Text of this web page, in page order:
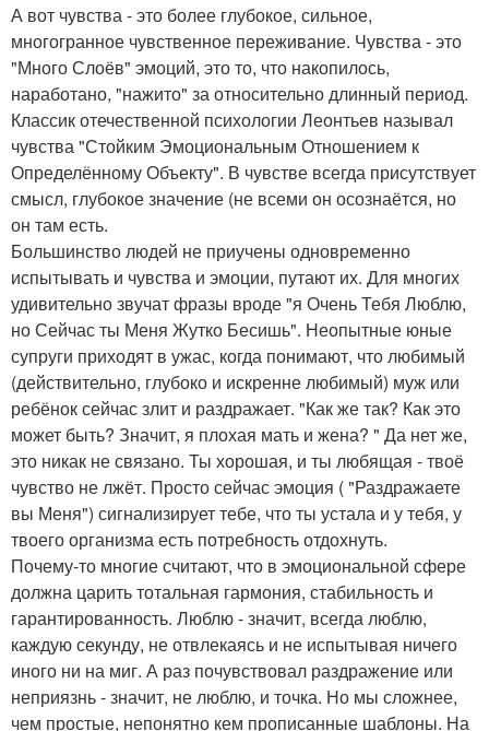
А вот чувства - это более глубокое, сильное,
многогранное чувственное переживание. Чувства - это
"Много Слоёв" эмоций, это то, что накопилось,
наработано, "нажито" за относительно длинный период.
Классик отечественной психологии Леонтьев называл
чувства "Стойким Эмоциональным Отношением к
Определённому Объекту". В чувстве всегда присутствует
смысл, глубокое значение (не всеми он осознаётся, но
он там есть.
Большинство людей не приучены одновременно
испытывать и чувства и эмоции, путают их. Для многих
удивительно звучат фразы вроде "я Очень Тебя Люблю,
но Сейчас ты Меня Жутко Бесишь". Неопытные юные
супруги приходят в ужас, когда понимают, что любимый
(действительно, глубоко и искренне любимый) муж или
ребёнок сейчас злит и раздражает. "Как же так? Как это
может быть? Значит, я плохая мать и жена? " Да нет же,
это никак не связано. Ты хорошая, и ты любящая - твоё
чувство не лжёт. Просто сейчас эмоция ( "Раздражаете
вы Меня") сигнализирует тебе, что ты устала и у тебя, у
твоего организма есть потребность отдохнуть.
Почему-то многие считают, что в эмоциональной сфере
должна царить тотальная гармония, стабильность и
гарантированность. Люблю - значит, всегда люблю,
каждую секунду, не отвлекаясь и не испытывая ничего
иного ни на миг. А раз почувствовал раздражение или
неприязнь - значит, не люблю, и точка. Но мы сложнее,
чем простые, непонятно кем прописанные шаблоны. На